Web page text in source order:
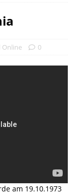
Online 0
am 19.10.1973